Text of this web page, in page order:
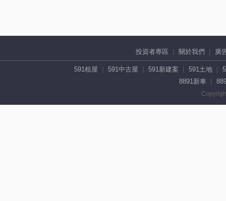
投資者專區 關於我們 廣
591租屋 591中古屋 591新建案 591土地
8891新車